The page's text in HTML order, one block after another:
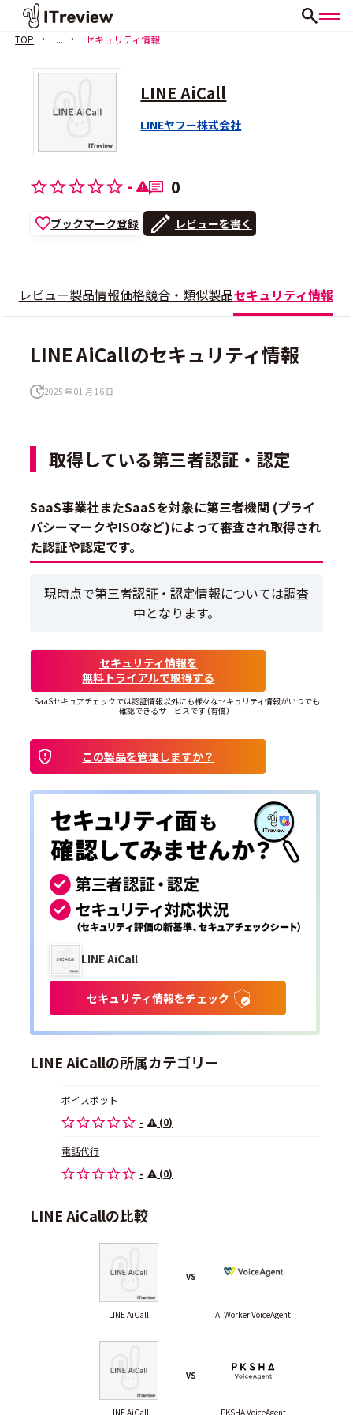
TOP ... セキュリティ情報
LINE AiCall
LINEヤフー株式会社
- 0
ブックマーク登録 レビューを書く
レビュー製品情報価格競合・類似製品セキュリティ情報
LINE AiCallのセキュリティ情報
2025 年 01 月 16 日
取得している第三者認証・認定
SaaS事業社またSaaSを対象に第三者機関 (プライ
バシーマークやISOなど)によって審査され取得され
た認証や認定です。
現時点で第三者認証・認定情報については調査
中となります。
セキュリティ情報を
無料トライアルで取得する
SaaSセキュアチェックでは認証情報以外にも様々なセキュリティ情報がいつでも
確認できるサービスです (有償）
この製品を管理しますか？
LINE AiCall
セキュリティ情報をチェック
LINE AiCallの所属カテゴリー
ボイスボット
-
(0)
電話代行
-
(0)
LINE AiCallの比較
LINE AiCall
VS
AI Worker VoiceAgent
LINE AiCall
VS
PKSHA VoiceAgent